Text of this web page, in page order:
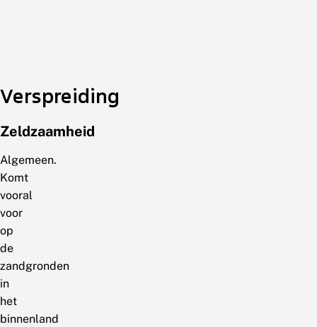
Verspreiding
Zeldzaamheid
Algemeen.
Komt
vooral
voor
op
de
zandgronden
in
het
binnenland